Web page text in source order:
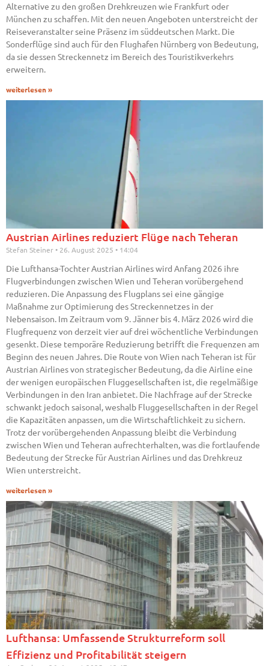
Alternative zu den großen Drehkreuzen wie Frankfurt oder
München zu schaffen. Mit den neuen Angeboten unterstreicht der
Reiseveranstalter seine Präsenz im süddeutschen Markt. Die
Sonderflüge sind auch für den Flughafen Nürnberg von Bedeutung,
da sie dessen Streckennetz im Bereich des Touristikverkehrs
erweitern.
weiterlesen »
Austrian Airlines reduziert Flüge nach Teheran
Stefan Steiner 26. August 2025 14:04
Die Lufthansa-Tochter Austrian Airlines wird Anfang 2026 ihre
Flugverbindungen zwischen Wien und Teheran vorübergehend
reduzieren. Die Anpassung des Flugplans sei eine gängige
Maßnahme zur Optimierung des Streckennetzes in der
Nebensaison. Im Zeitraum vom 9. Jänner bis 4. März 2026 wird die
Flugfrequenz von derzeit vier auf drei wöchentliche Verbindungen
gesenkt. Diese temporäre Reduzierung betrifft die Frequenzen am
Beginn des neuen Jahres. Die Route von Wien nach Teheran ist für
Austrian Airlines von strategischer Bedeutung, da die Airline eine
der wenigen europäischen Fluggesellschaften ist, die regelmäßige
Verbindungen in den Iran anbietet. Die Nachfrage auf der Strecke
schwankt jedoch saisonal, weshalb Fluggesellschaften in der Regel
die Kapazitäten anpassen, um die Wirtschaftlichkeit zu sichern.
Trotz der vorübergehenden Anpassung bleibt die Verbindung
zwischen Wien und Teheran aufrechterhalten, was die fortlaufende
Bedeutung der Strecke für Austrian Airlines und das Drehkreuz
Wien unterstreicht.
weiterlesen »
Lufthansa: Umfassende Strukturreform soll
Effizienz und Profitabilität steigern